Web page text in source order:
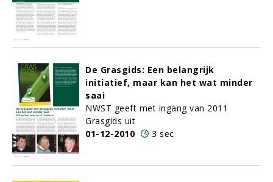
De Grasgids: Een belangrijk
initiatief, maar kan het wat minder
saai
NWST geeft met ingang van 2011
Grasgids uit
01-12-2010
3 sec